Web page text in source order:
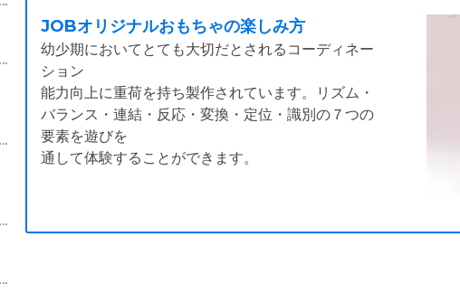
JOBオリジナルおもちゃの楽しみ方
幼少期においてとても大切だとされるコーディネー
ション
能力向上に重荷を持ち製作されています。リズム・
バランス・連結・反応・変換・定位・識別の７つの
要素を遊びを
通して体験することができます。